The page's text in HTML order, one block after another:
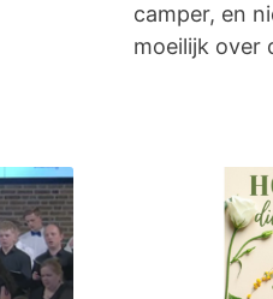
camper, en
moeilijk over